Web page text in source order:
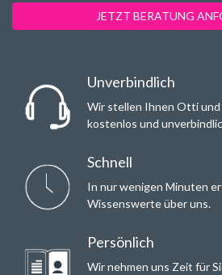
JETZT BERATUNG
Unverbindlich
Wir stellen Ihnen Otti
kostenlos und
Schnell
In nur wenigen Minuten
Wissenswerte über uns.
Persönlich
Wir nehmen uns Zeit für